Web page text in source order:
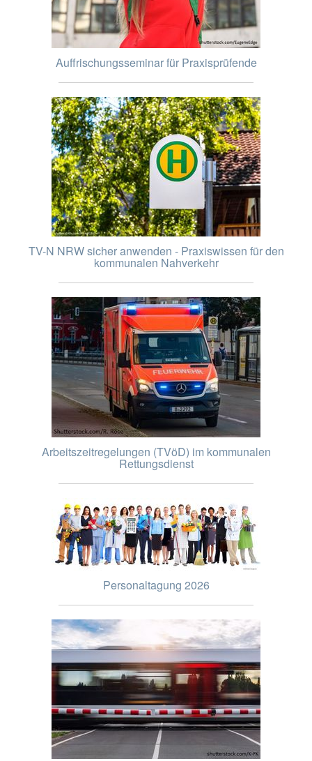
Auffrischungsseminar für Praxisprüfende
TV-N NRW sicher anwenden - Praxiswissen für den
kommunalen Nahverkehr
Arbeitszeitregelungen (TVöD) im kommunalen
Rettungsdienst
Personaltagung 2026